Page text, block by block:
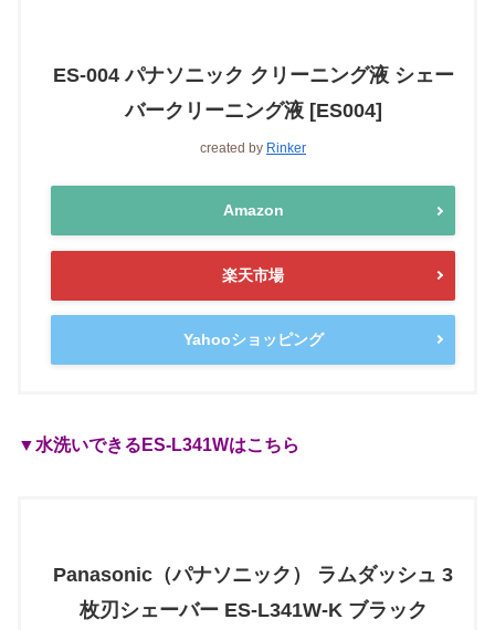
ES-004 パナソニック クリーニング液 シェー
バークリーニング液 [ES004]
created by Rinker
Amazon
楽天市場
Yahooショッピング
▼水洗いできるES-L341Wはこちら
Panasonic（パナソニック） ラムダッシュ 3
枚刃シェーバー ES-L341W-K ブラック